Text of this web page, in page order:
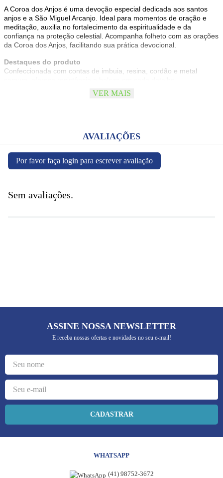
A Coroa dos Anjos é uma devoção especial dedicada aos santos
anjos e a São Miguel Arcanjo. Ideal para momentos de oração e
meditação, auxilia no fortalecimento da espiritualidade e da
confiança na proteção celestial. Acompanha folheto com as orações
da Coroa dos Anjos, facilitando sua prática devocional.
Destaques do produto
Confeccionada com contas de imbuia, resina, cordão e metal
Um companheiro para sua caminhada de fé
Perfeita para quem deseja aprofundar sua devoção aos anjos e
• Material: Contas de imbuia 8 mm, resina, cordão e metal comum
• Dimensões: 30 cm (A) x 2 cm (L)
• Código: TB8558
VER MAIS
AVALIAÇÕES
Por favor faça login para escrever avaliação
Sem avaliações.
ASSINE NOSSA NEWSLETTER
E receba nossas ofertas e novidades no seu e-mail!
CADASTRAR
WHATSAPP
(41) 98752-3672